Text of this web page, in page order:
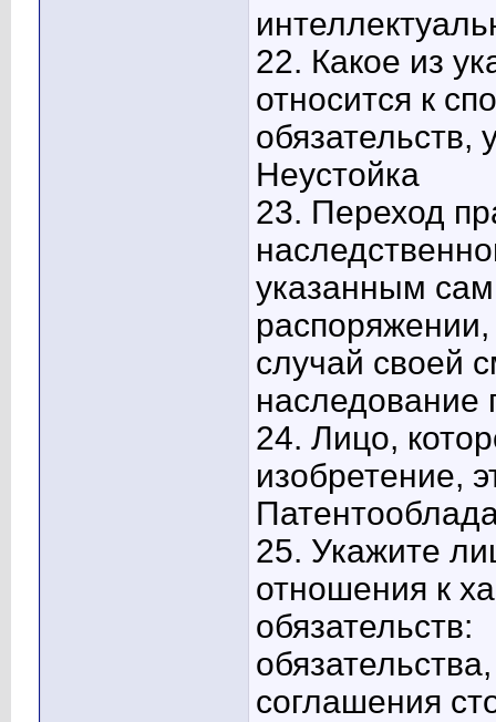
22. Какое из
относится к
обязательств,
Неустойка
23. Переход
указанным
случай своей
24. Лицо,
изобретение,
25. Укажите
отношения к
обязательств:
соглашения